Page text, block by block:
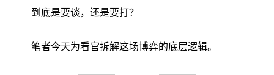
到底是要谈，还是要打？
笔者今天为看官拆解这场博弈的底层逻辑。